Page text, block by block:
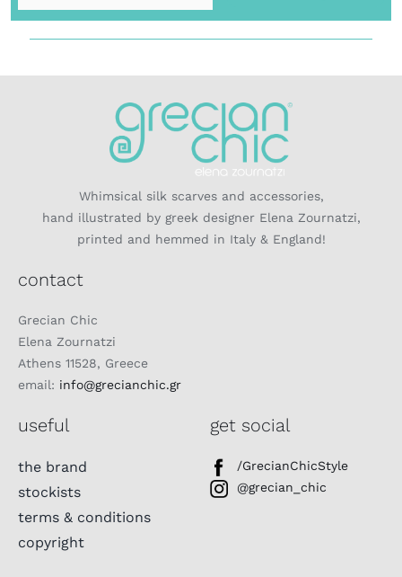
Whimsical silk scarves and accessories,
hand illustrated by greek designer Elena Zournatzi,
printed and hemmed in Italy & England!
contact
Grecian Chic
Elena Zournatzi
Athens 11528, Greece
email: info@grecianchic.gr
useful
the brand
stockists
terms & conditions
copyright
get social
/GrecianChicStyle
@grecian_chic